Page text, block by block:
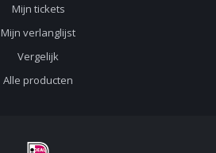
Mijn tickets
Mijn verlanglijst
Vergelijk
Alle producten